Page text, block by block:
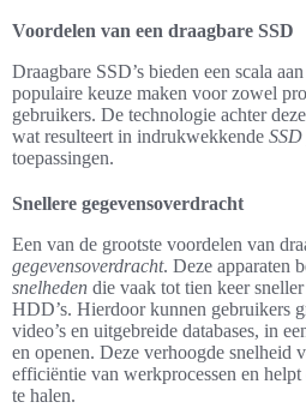
Voordelen van een draagbare SSD
Draagbare SSD’s bieden een scala
populaire keuze maken voor zowel
gebruikers. De technologie achter
wat resulteert in indrukwekkende
toepassingen.
Snellere gegevensoverdracht
Een van de grootste voordelen van
gegevensoverdracht. Deze apparaten
snelheden die vaak tot tien keer
HDD’s. Hierdoor kunnen gebruikers
video’s en uitgebreide databases, in
en openen. Deze verhoogde snelheid
efficiëntie van werkprocessen en
te halen.